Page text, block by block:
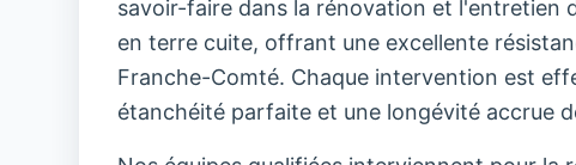
savoir-faire dans la rénovation et l'entretien
en terre cuite, offrant une excellente
Franche-Comté. Chaque intervention est
étanchéité parfaite et une longévité accrue